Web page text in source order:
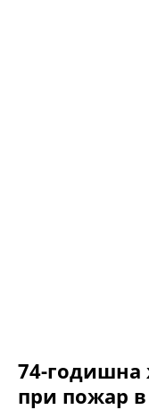
74-годишна
при пожар